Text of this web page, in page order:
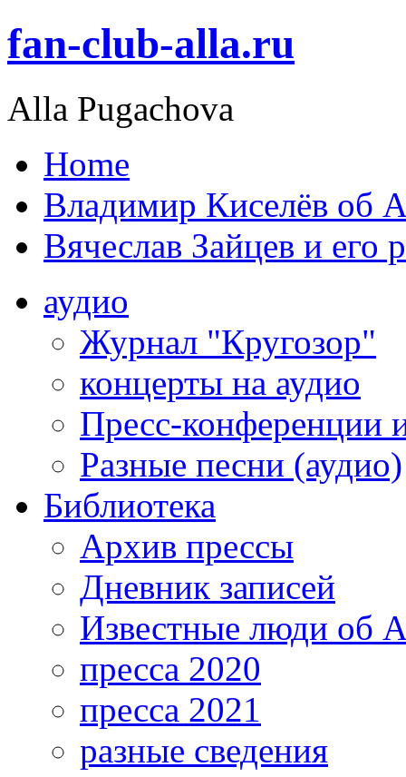
fan-club-alla.ru
Alla Pugachova
Home
Владимир Киселёв об
Вячеслав Зайцев и его
аудио
Журнал "Кругозор"
концерты на аудио
Пресс-конференции
Разные песни (аудио)
Библиотека
Архив прессы
Дневник записей
Известные люди об
пресса 2020
пресса 2021
разные сведения